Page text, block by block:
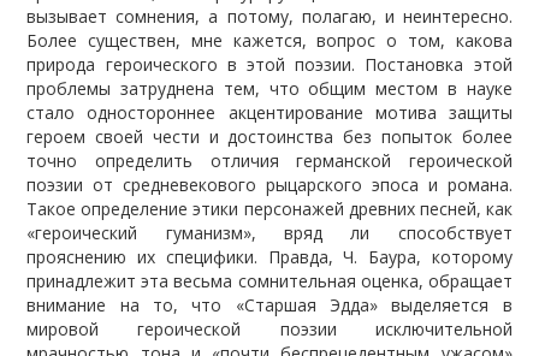
вызывает сомнения, а потому, полагаю, и неинтересно.
Более существен, мне кажется, вопрос о том, какова
природа героического в этой поэзии. Постановка этой
проблемы затруднена тем, что общим местом в науке
стало одностороннее акцентирование мотива защиты
героем своей чести и достоинства без попыток более
точно определить отличия германской героической
поэзии от средневекового рыцарского эпоса и романа.
Такое определение этики персонажей древних песней, как
«героический гуманизм», вряд ли способствует
прояснению их специфики. Правда, Ч. Баура, которому
принадлежит эта весьма сомнительная оценка, обращает
внимание на то, что «Старшая Эдда» выделяется в
мировой героической поэзии исключительной